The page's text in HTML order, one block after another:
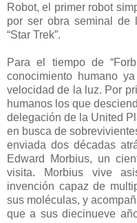
Robot, el primer robot
por ser obra seminal de
“Star Trek”.
Para el tiempo de
conocimiento humano
velocidad de la luz. Por
humanos los que
delegación de la United
en busca de
enviada dos décadas
Edward Morbius, un
visita. Morbius vive
invención capaz de
sus moléculas, y
que a sus diecinueve